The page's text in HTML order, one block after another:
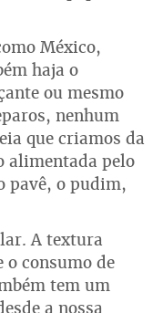
México,
haja o
ou mesmo
nenhum
que criamos da
alimentada pelo
pavê, o pudim,
A textura
o consumo de
tem um
a nossa